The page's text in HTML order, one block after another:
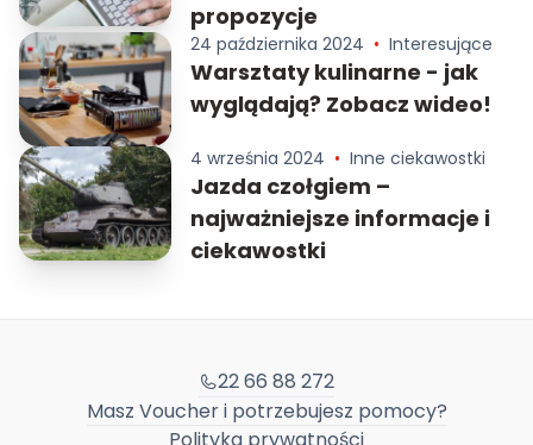
propozycje
24 października 2024 • Interesujące
Warsztaty kulinarne - jak
wyglądają? Zobacz wideo!
4 września 2024 • Inne ciekawostki
Jazda czołgiem –
najważniejsze informacje i
ciekawostki
22 66 88 272
Masz Voucher i potrzebujesz pomocy?